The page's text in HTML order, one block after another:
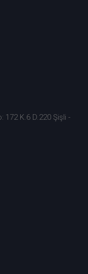
172 K.6 D.220 Şişli -